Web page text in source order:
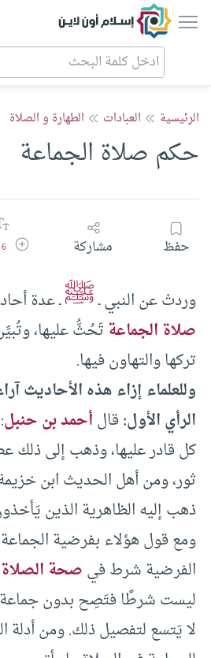
إسلام أون لاين
الرئيسية العبادات الطهارة و الصلاة
حكم صلاة الجماعة
حفظ مشاركة زيادة
وردتْ عن النبي ـﷺـ عدة
صلاة الجماعةتَحُثُّ عليها،
تركها والتهاون فيها.
وللعلماء إزاء هذه الأحاديث
الرأي الأول:قالأحمد بن حنبل
كل قادر عليها، وذهب إلى ذلك
ثور، ومن أهل الحديث ابن
ذهب إليه الظاهرية الذين
ومع قول هؤلاء بفرضية
الفرضية شرط فيصحة الصلاة
ليست شرطًا فتَصِح بدون جماعة
لا يَتسع لتفصيل ذلك. ومن أدلة